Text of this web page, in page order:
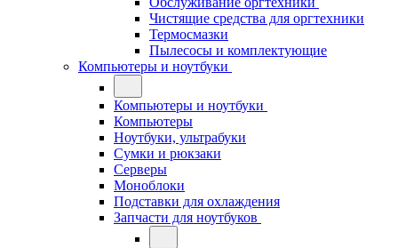
Чистящие средства для оргтехники
Термосмазки
Пылесосы и комплектующие
Компьютеры и ноутбуки
Компьютеры и ноутбуки
Компьютеры
Ноутбуки, ультрабуки
Сумки и рюкзаки
Серверы
Моноблоки
Подставки для охлаждения
Запчасти для ноутбуков